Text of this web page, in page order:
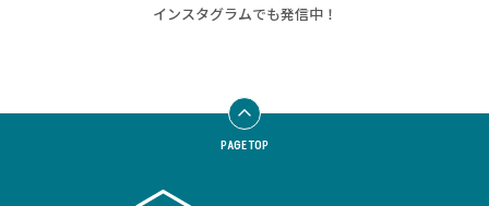
インスタグラムでも発信中！
PAGE TOP